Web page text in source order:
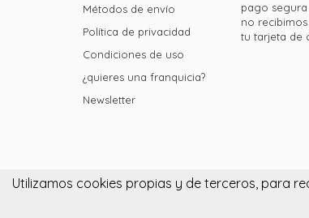
Utilizamos cookies propias y de terceros, para
Métodos de envío
Política de privacidad
Condiciones de uso
¿quieres una franquicia?
Newsletter
pago
no
tu tarjeta de
Superpelu 2015. Todos los derechos
Cookies.